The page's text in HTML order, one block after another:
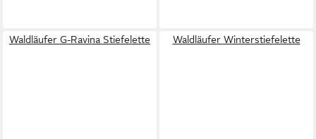
Waldläufer G-Ravina Stiefelette Waldläufer Winterstiefelette